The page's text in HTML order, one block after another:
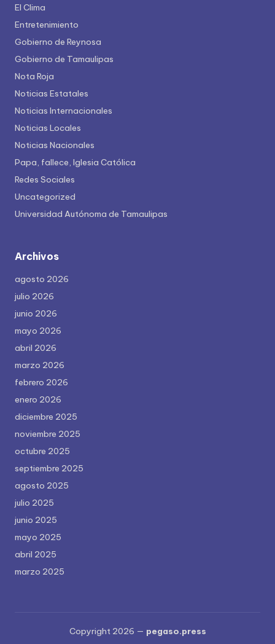
El Clima
Entretenimiento
Gobierno de Reynosa
Gobierno de Tamaulipas
Nota Roja
Noticias Estatales
Noticias Internacionales
Noticias Locales
Noticias Nacionales
Papa, fallece, Iglesia Católica
Redes Sociales
Uncategorized
Universidad Autónoma de Tamaulipas
Archivos
agosto 2026
julio 2026
junio 2026
mayo 2026
abril 2026
marzo 2026
febrero 2026
enero 2026
diciembre 2025
noviembre 2025
octubre 2025
septiembre 2025
agosto 2025
julio 2025
junio 2025
mayo 2025
abril 2025
marzo 2025
Copyright 2026 — pegaso.press